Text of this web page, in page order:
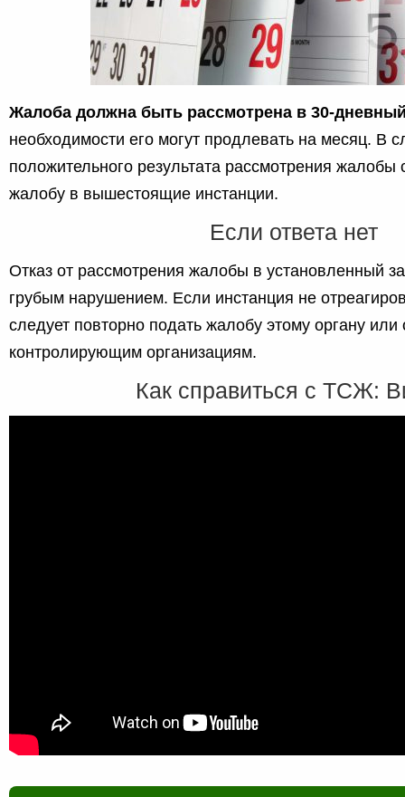
Жалоба должна быть рассмотрена в 30-
необходимости его могут продлевать на месяц. В
положительного результата рассмотрения жалобы
жалобу в вышестоящие инстанции.
Если ответа нет
Отказ от рассмотрения жалобы в установленный
грубым нарушением. Если инстанция не
следует повторно подать жалобу этому органу или
контролирующим организациям.
Как справиться с ТСЖ: